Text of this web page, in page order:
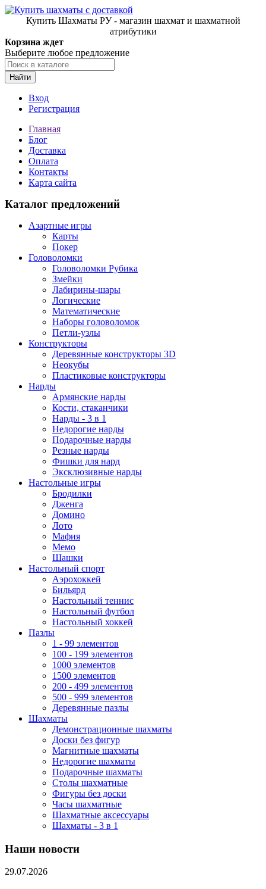
Купить Шахматы РУ - магазин шахмат и шахматной
атрибутики
Корзина ждет
Выберите любое предложение
Найти
Вход
Регистрация
Главная
Блог
Доставка
Оплата
Контакты
Карта сайта
Каталог предложений
Азартные игры
Карты
Покер
Головоломки
Головоломки Рубика
Змейки
Лабирины-шары
Логические
Математические
Наборы головоломок
Петли-узлы
Конструкторы
Деревянные конструкторы 3D
Неокубы
Пластиковые конструкторы
Нарды
Армянские нарды
Кости, стаканчики
Нарды - 3 в 1
Недорогие нарды
Подарочные нарды
Резные нарды
Фишки для нард
Эксклюзивные нарды
Настольные игры
Бродилки
Дженга
Домино
Лото
Мафия
Мемо
Шашки
Настольный спорт
Аэрохоккей
Бильярд
Настольный теннис
Настольный футбол
Настольный хоккей
Пазлы
1 - 99 элементов
100 - 199 элементов
1000 элементов
1500 элементов
200 - 499 элементов
500 - 999 элементов
Деревянные пазлы
Шахматы
Демонстрационные шахматы
Доски без фигур
Магнитные шахматы
Недорогие шахматы
Подарочные шахматы
Столы шахматные
Фигуры без доски
Часы шахматные
Шахматные аксессуары
Шахматы - 3 в 1
Наши новости
29.07.2026